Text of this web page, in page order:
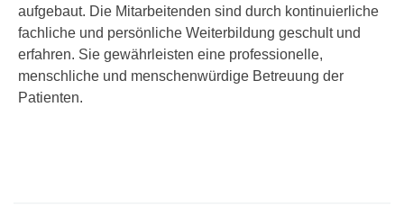
aufgebaut. Die Mitarbeitenden sind durch kontinuierliche
fachliche und persönliche Weiterbildung geschult und
erfahren. Sie gewährleisten eine professionelle,
menschliche und menschenwürdige Betreuung der
Patienten.